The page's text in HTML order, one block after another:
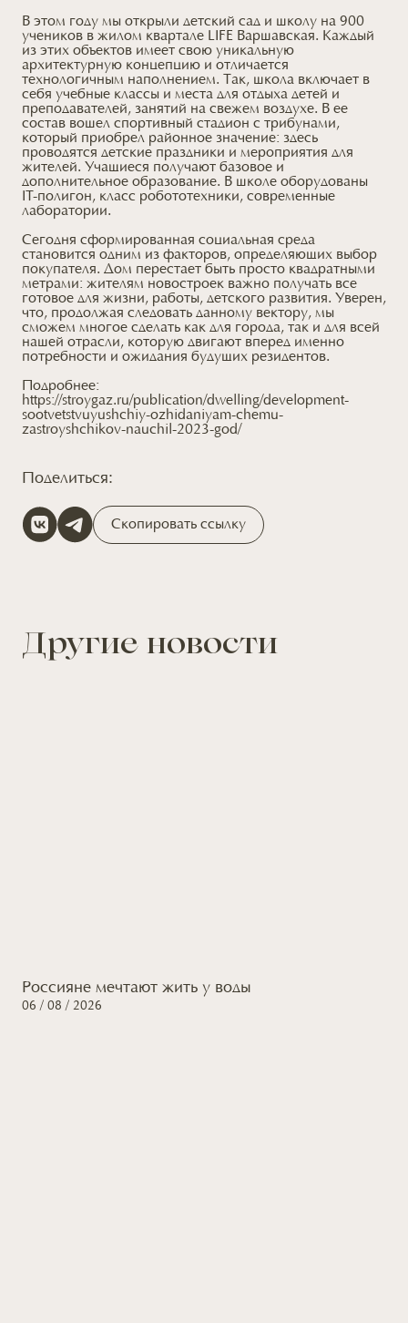
В этом году мы открыли детский сад и школу на 900
учеников в жилом квартале LIFE Варшавская. Каждый
из этих объектов имеет свою уникальную
архитектурную концепцию и отличается
технологичным наполнением. Так, школа включает в
себя учебные классы и места для отдыха детей и
преподавателей, занятий на свежем воздухе. В ее
состав вошел спортивный стадион с трибунами,
который приобрел районное значение: здесь
проводятся детские праздники и мероприятия для
жителей. Учащиеся получают базовое и
дополнительное образование. В школе оборудованы
IT-полигон, класс робототехники, современные
лаборатории.
Сегодня сформированная социальная среда
становится одним из факторов, определяющих выбор
покупателя. Дом перестает быть просто квадратными
метрами: жителям новостроек важно получать все
готовое для жизни, работы, детского развития. Уверен,
что, продолжая следовать данному вектору, мы
сможем многое сделать как для города, так и для всей
нашей отрасли, которую двигают вперед именно
потребности и ожидания будущих резидентов.
Подробнее:
https://stroygaz.ru/publication/dwelling/development-
sootvetstvuyushchiy-ozhidaniyam-chemu-
zastroyshchikov-nauchil-2023-god/
Поделиться:
Скопировать ссылку
Другие новости
Россияне мечтают жить у воды
06 / 08 / 2026